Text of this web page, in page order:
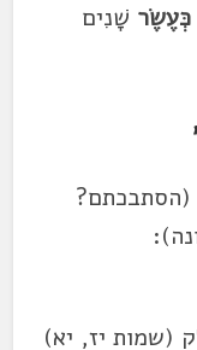
כְּעֶשֶׂר שָׁנִים
(הסתבכתם?
(שמות יז, יא)